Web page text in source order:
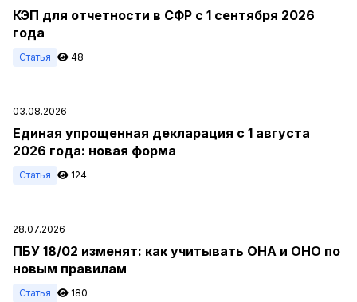
КЭП для отчетности в СФР с 1 сентября 2026
года
Статья 48
03.08.2026
Единая упрощенная декларация с 1 августа
2026 года: новая форма
Статья 124
28.07.2026
ПБУ 18/02 изменят: как учитывать ОНА и ОНО по
новым правилам
Статья 180